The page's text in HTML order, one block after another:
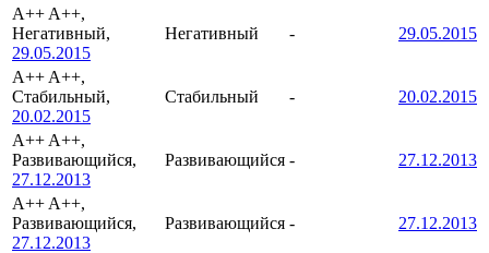
A++ A++,
Негативный,
29.05.2015
Негативный - 29.05.2015
A++ A++,
Стабильный,
20.02.2015
Стабильный - 20.02.2015
A++ A++,
Развивающийся,
27.12.2013
Развивающийся - 27.12.2013
A++ A++,
Развивающийся,
27.12.2013
Развивающийся - 27.12.2013